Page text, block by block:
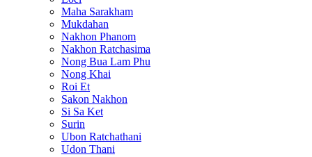
Maha Sarakham
Mukdahan
Nakhon Phanom
Nakhon Ratchasima
Nong Bua Lam Phu
Nong Khai
Roi Et
Sakon Nakhon
Si Sa Ket
Surin
Ubon Ratchathani
Udon Thani